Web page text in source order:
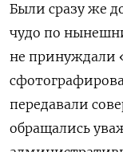
Были сразу же
чудо по
не принуждали
передавали
обращались